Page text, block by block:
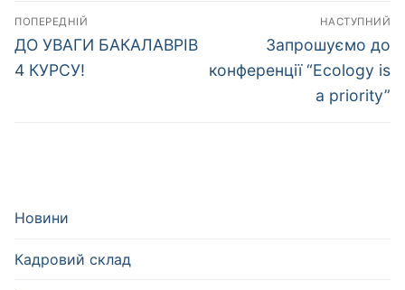
Навігація
записів
ПОПЕРЕДНІЙ
Попередній
запис:
ДО УВАГИ БАКАЛАВРІВ
4 КУРСУ!
НАСТУПНИЙ
Наступний
запис:
Запрошуємо до
конференції “Ecology is
a priority”
Новини
Кадровий склад